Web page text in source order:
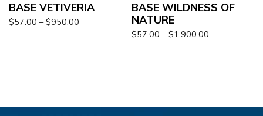
BASE VETIVERIA
$57.00 – $950.00
BASE WILDNESS OF
NATURE
$57.00 – $1,900.00